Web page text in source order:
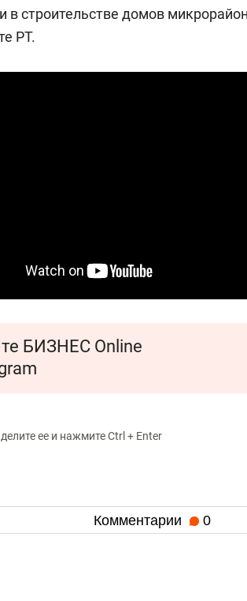
в строительстве домов
РТ.
БИЗНЕС Online
ее и нажмите Ctrl + Enter
Комментарии 0